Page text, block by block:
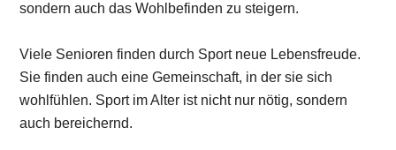
sondern auch das Wohlbefinden zu steigern.
Viele Senioren finden durch Sport neue Lebensfreude.
Sie finden auch eine Gemeinschaft, in der sie sich
wohlfühlen. Sport im Alter ist nicht nur nötig, sondern
auch bereichernd.